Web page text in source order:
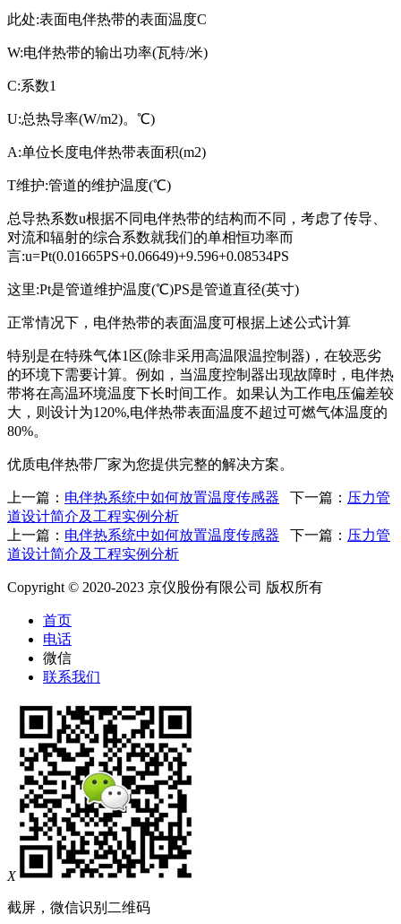
此处:表面电伴热带的表面温度C
W:电伴热带的输出功率(瓦特/米)
C:系数1
U:总热导率(W/m2)。℃)
A:单位长度电伴热带表面积(m2)
T维护:管道的维护温度(℃)
总导热系数u根据不同电伴热带的结构而不同，考虑了传导、
对流和辐射的综合系数就我们的单相恒功率而
言:u=Pt(0.01665PS+0.06649)+9.596+0.08534PS
这里:Pt是管道维护温度(℃)PS是管道直径(英寸)
正常情况下，电伴热带的表面温度可根据上述公式计算
特别是在特殊气体1区(除非采用高温限温控制器)，在较恶劣
的环境下需要计算。例如，当温度控制器出现故障时，电伴热
带将在高温环境温度下长时间工作。如果认为工作电压偏差较
大，则设计为120%,电伴热带表面温度不超过可燃气体温度的
80%。
优质电伴热带厂家为您提供完整的解决方案。
上一篇： 电伴热系统中如何放置温度传感器 下一篇： 压力管
道设计简介及工程实例分析
上一篇： 电伴热系统中如何放置温度传感器 下一篇： 压力管
道设计简介及工程实例分析
Copyright © 2020-2023 京仪股份有限公司 版权所有
首页
电话
微信
联系我们
X
截屏，微信识别二维码